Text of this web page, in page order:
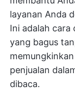
layanan Anda
Ini adalah cara
yang bagus
penjualan
dibaca.